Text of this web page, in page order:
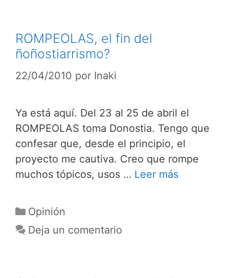
ROMPEOLAS, el fin del
ñoñostiarrismo?
22/04/2010 por Inaki
Ya está aquí. Del 23 al 25 de abril el
ROMPEOLAS toma Donostia. Tengo que
confesar que, desde el principio, el
proyecto me cautiva. Creo que rompe
muchos tópicos, usos … Leer más
Categorías
Opinión
Deja un comentario